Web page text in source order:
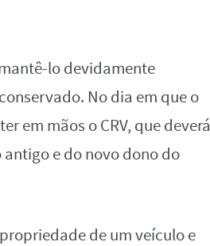
lo devidamente
No dia em que o
em mãos o CRV, que deverá
e do novo dono do
de um veículo e